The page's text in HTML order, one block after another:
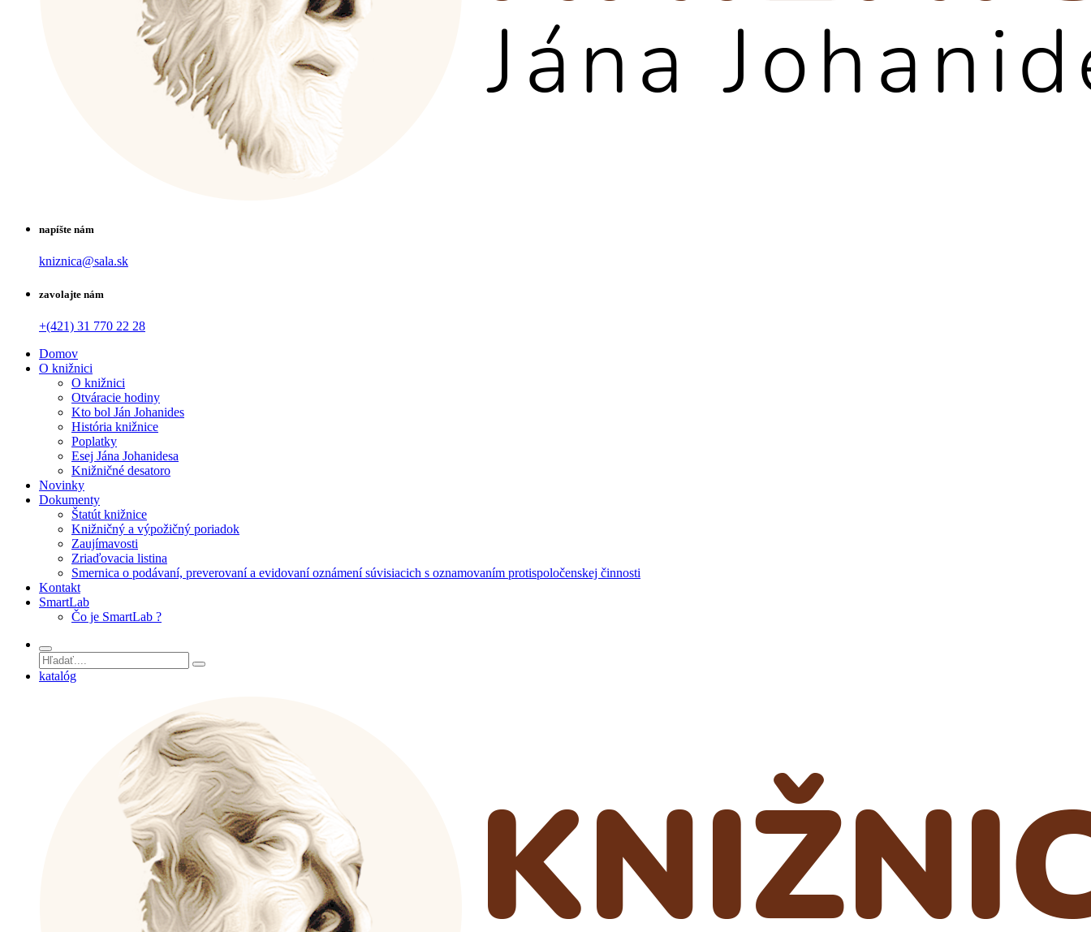
napíšte nám
kniznica@sala.sk
zavolajte nám
+(421) 31 770 22 28
Domov
O knižnici
O knižnici
Otváracie hodiny
Kto bol Ján Johanides
História knižnice
Poplatky
Esej Jána Johanidesa
Knižničné desatoro
Novinky
Dokumenty
Štatút knižnice
Knižničný a výpožičný poriadok
Zaujímavosti
Zriaďovacia listina
Smernica o podávaní, preverovaní a evidovaní oznámení súvisiacich s oznamovaním protispoločenskej činnosti
Kontakt
SmartLab
Čo je SmartLab ?
katalóg